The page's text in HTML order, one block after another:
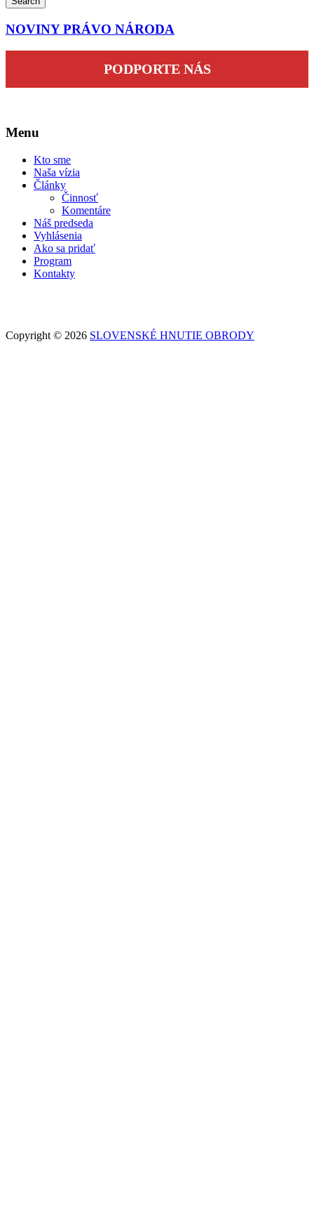
NOVINY PRÁVO NÁRODA
PODPORTE NÁS
Menu
Kto sme
Naša vízia
Články
Činnosť
Komentáre
Náš predseda
Vyhlásenia
Ako sa pridať
Program
Kontakty
Copyright © 2026 SLOVENSKÉ HNUTIE OBRODY